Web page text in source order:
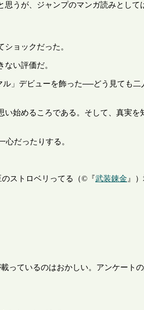
うが、ジャンプのマンガ読みとして
ョックだった。
い評価だ。
」デビューを飾った──どう見ても二
い始めるころである。そして、真実
だったりする。
ストロベリってる（©『武装錬金 』
っているのはおかしい。アンケート